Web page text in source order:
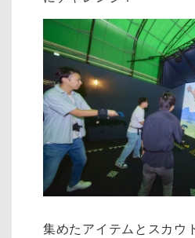
集めたアイテムとスカウ